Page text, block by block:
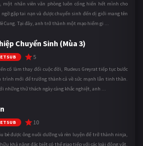
một nhân viên văn phòng luôn cống hiến hết mình cho
ngờ gặp tai nạn và được chuyển sinh đến dị giới mang tên
Cung. Tại đây, anh trở thành một mạo hiểm gi ...
Chuyển Sinh (Mùa 3)
5
cố làm thay đổi cuộc đời, Rudeus Greyrat tiếp tục bước
trình mới để trưởng thành cả về sức mạnh lẫn tinh thần.
những thử thách ngày càng khắc nghiệt, anh ...
10
bé được ông nuôi dưỡng và rèn luyện để trở thành ninja,
khả năng đặc biệt có thể giao tiếp với các loài động vật.